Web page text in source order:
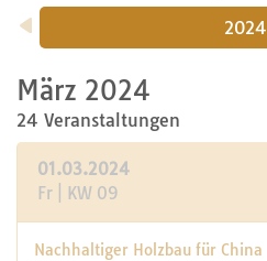
2024
März 2024
24 Veranstaltungen
01.03.2024
Fr | KW 09
Nachhaltiger Holzbau für China